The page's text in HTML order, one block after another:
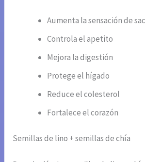
Aumenta la sensación de
Controla el apetito
Mejora la digestión
Protege el hígado
Reduce el colesterol
Fortalece el corazón
Semillas de lino + semillas de chía